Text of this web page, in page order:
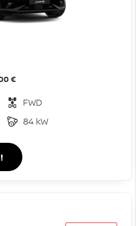
€
FWD
84 kW